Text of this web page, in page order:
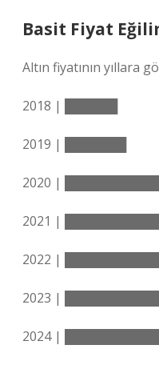
Basit Fiyat
Altın fiyatının yıllara
2018 | ██████
2019 | ███████
2020 | ███████████
2021 |
2022 |
2023 |
2024 |